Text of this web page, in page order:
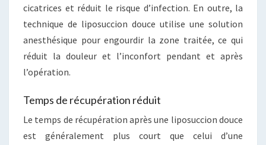
cicatrices et réduit le risque d’infection. En outre, la
technique de liposuccion douce utilise une solution
anesthésique pour engourdir la zone traitée, ce qui
réduit la douleur et l’inconfort pendant et après
l’opération.
Temps de récupération réduit
Le temps de récupération après une liposuccion douce
est généralement plus court que celui d’une